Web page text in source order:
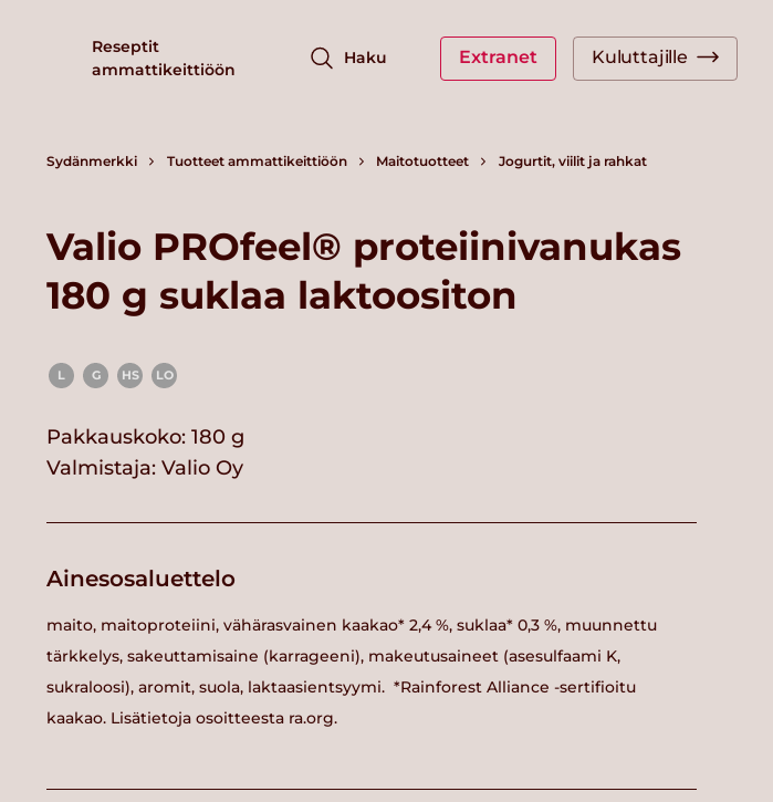
Reseptit
ammattikeittiöön
Haku Extranet Kuluttajille
Sydänmerkki Tuotteet ammattikeittiöön Maitotuotteet Jogurtit, viilit ja rahkat
Valio PROfeel® proteiinivanukas
180 g suklaa laktoositon
L G HS LO
Pakkauskoko: 180 g
Valmistaja: Valio Oy
Ainesosaluettelo
maito, maitoproteiini, vähärasvainen kaakao* 2,4 %, suklaa* 0,3 %, muunnettu
tärkkelys, sakeuttamisaine (karrageeni), makeutusaineet (asesulfaami K,
sukraloosi), aromit, suola, laktaasientsyymi. *Rainforest Alliance -sertifioitu
kaakao. Lisätietoja osoitteesta ra.org.